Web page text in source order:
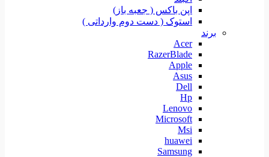
اپن باکس ( جعبه باز)
استوک ( دست دوم وارداتی )
برند
Acer
RazerBlade
Apple
Asus
Dell
Hp
Lenovo
Microsoft
Msi
huawei
Samsung